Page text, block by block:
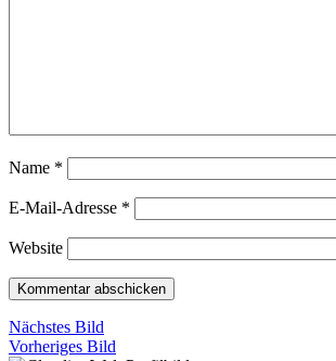
Name *
E-Mail-Adresse *
Website
Nächstes Bild
Vorheriges Bild